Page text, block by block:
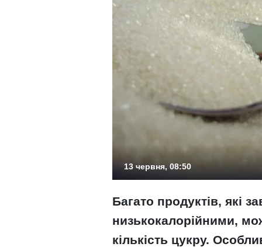
13 червня, 08:50
Багато продуктів, які
низькокалорійними,
кількість цукру.